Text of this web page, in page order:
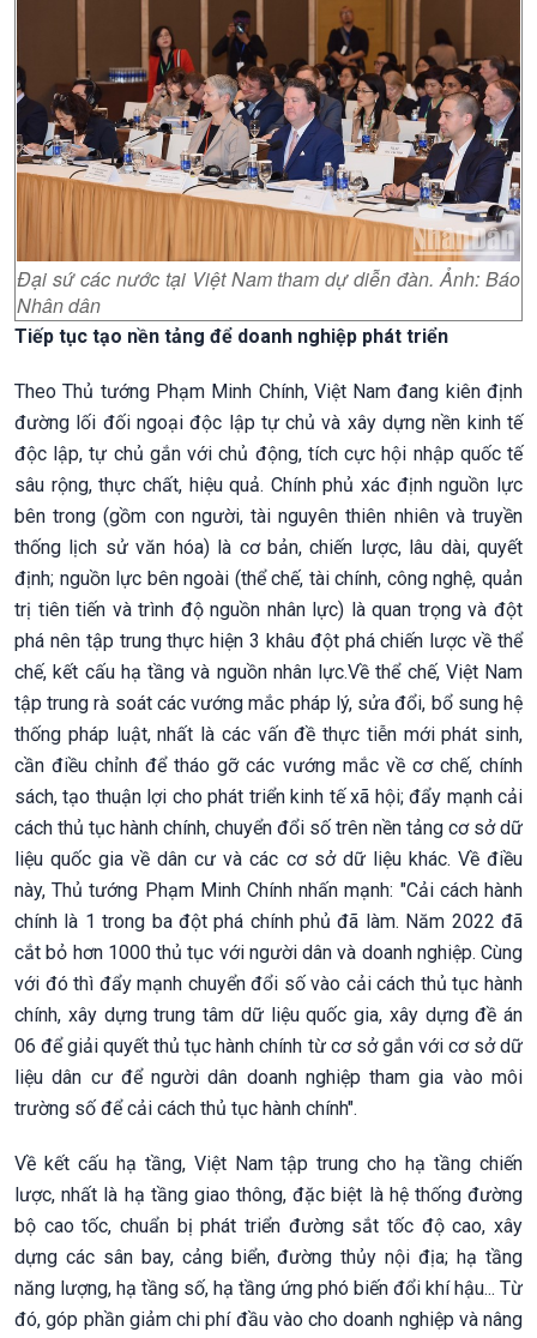
Đại sứ các nước tại Việt Nam tham dự diễn đàn. Ảnh: Báo
Nhân dân
Tiếp tục tạo nền tảng để doanh nghiệp phát triển
Theo Thủ tướng Phạm Minh Chính, Việt Nam đang kiên định
đường lối đối ngoại độc lập tự chủ và xây dựng nền kinh tế
độc lập, tự chủ gắn với chủ động, tích cực hội nhập quốc tế
sâu rộng, thực chất, hiệu quả. Chính phủ xác định nguồn lực
bên trong (gồm con người, tài nguyên thiên nhiên và truyền
thống lịch sử văn hóa) là cơ bản, chiến lược, lâu dài, quyết
định; nguồn lực bên ngoài (thể chế, tài chính, công nghệ, quản
trị tiên tiến và trình độ nguồn nhân lực) là quan trọng và đột
phá nên tập trung thực hiện 3 khâu đột phá chiến lược về thể
chế, kết cấu hạ tầng và nguồn nhân lực.Về thể chế, Việt Nam
tập trung rà soát các vướng mắc pháp lý, sửa đổi, bổ sung hệ
thống pháp luật, nhất là các vấn đề thực tiễn mới phát sinh,
cần điều chỉnh để tháo gỡ các vướng mắc về cơ chế, chính
sách, tạo thuận lợi cho phát triển kinh tế xã hội; đẩy mạnh cải
cách thủ tục hành chính, chuyển đổi số trên nền tảng cơ sở dữ
liệu quốc gia về dân cư và các cơ sở dữ liệu khác. Về điều
này, Thủ tướng Phạm Minh Chính nhấn mạnh: "Cải cách hành
chính là 1 trong ba đột phá chính phủ đã làm. Năm 2022 đã
cắt bỏ hơn 1000 thủ tục với người dân và doanh nghiệp. Cùng
với đó thì đẩy mạnh chuyển đổi số vào cải cách thủ tục hành
chính, xây dựng trung tâm dữ liệu quốc gia, xây dựng đề án
06 để giải quyết thủ tục hành chính từ cơ sở gắn với cơ sở dữ
liệu dân cư để người dân doanh nghiệp tham gia vào môi
trường số để cải cách thủ tục hành chính".
Về kết cấu hạ tầng, Việt Nam tập trung cho hạ tầng chiến
lược, nhất là hạ tầng giao thông, đặc biệt là hệ thống đường
bộ cao tốc, chuẩn bị phát triển đường sắt tốc độ cao, xây
dựng các sân bay, cảng biển, đường thủy nội địa; hạ tầng
năng lượng, hạ tầng số, hạ tầng ứng phó biến đổi khí hậu... Từ
đó, góp phần giảm chi phí đầu vào cho doanh nghiệp và nâng